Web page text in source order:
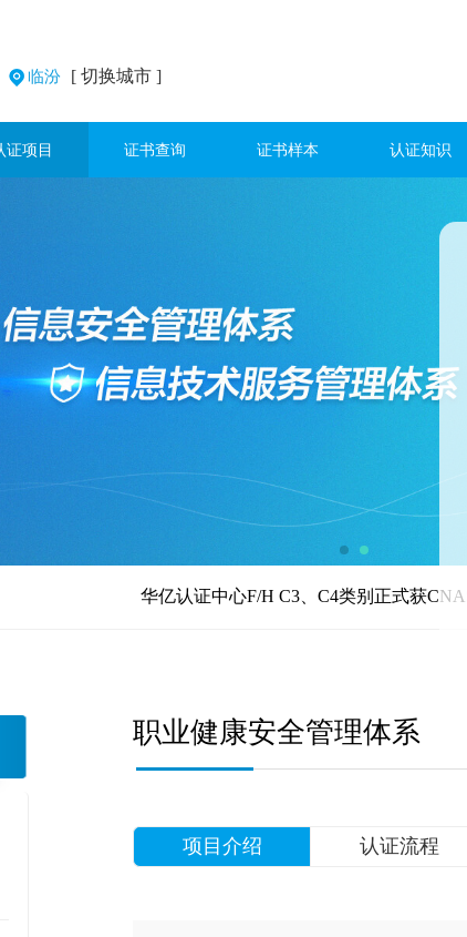
临汾 [ 切换城市 ]
证项目 证书查询 证书样本 认证知识
华亿认证中心F/H C3、C4类别正式获CNAS认可！
职业健康安全管理体系
项目介绍 认证流程